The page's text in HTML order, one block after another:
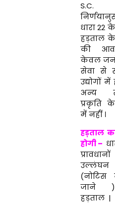
धारा 22
हड़ताल
की
केवल
सेवा से
उद्योगों में
अन्य
प्रकृति के
में नहीं ।
हड़ताल
होगी–
(नोटिस
जाने
हड़ताल |